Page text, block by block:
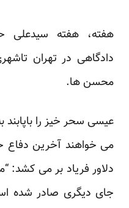
هفته، هفته سیدعلی
دادگاهی در تهران
محسن ها.
عیسی سحر خیز را باپابند
می خواهند آخرین دفاع
دلاور فریاد بر می کشد:
جای دیگری صادر شده